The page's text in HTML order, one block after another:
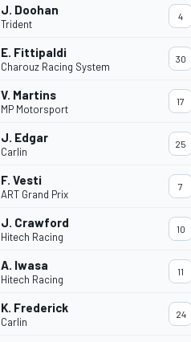
J. Doohan
Trident
4
E. Fittipaldi
Charouz Racing System
30
V. Martins
MP Motorsport
17
J. Edgar
Carlin
25
F. Vesti
ART Grand Prix
7
J. Crawford
Hitech Racing
10
A. Iwasa
Hitech Racing
11
K. Frederick
Carlin
24